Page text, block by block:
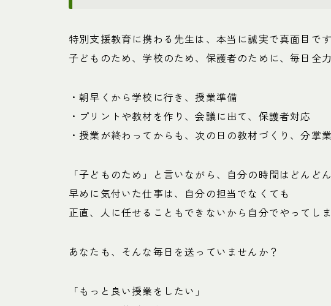
特別支援教育に携わる先生は、本当に誠実で真面目です
子どものため、学校のため、保護者のために、毎日全
・朝早くから学校に行き、授業準備
・プリントや教材を作り、会議に出て、保護者対応
・授業が終わってからも、次の日の教材づくり、分掌
「子どものため」と言いながら、自分の時間はどんど
早めに気付いた仕事は、自分の担当でなくても
正直、人に任せることもできないから自分でやってしま
あなたも、そんな毎日を送っていませんか？
「もっと良い授業をしたい」